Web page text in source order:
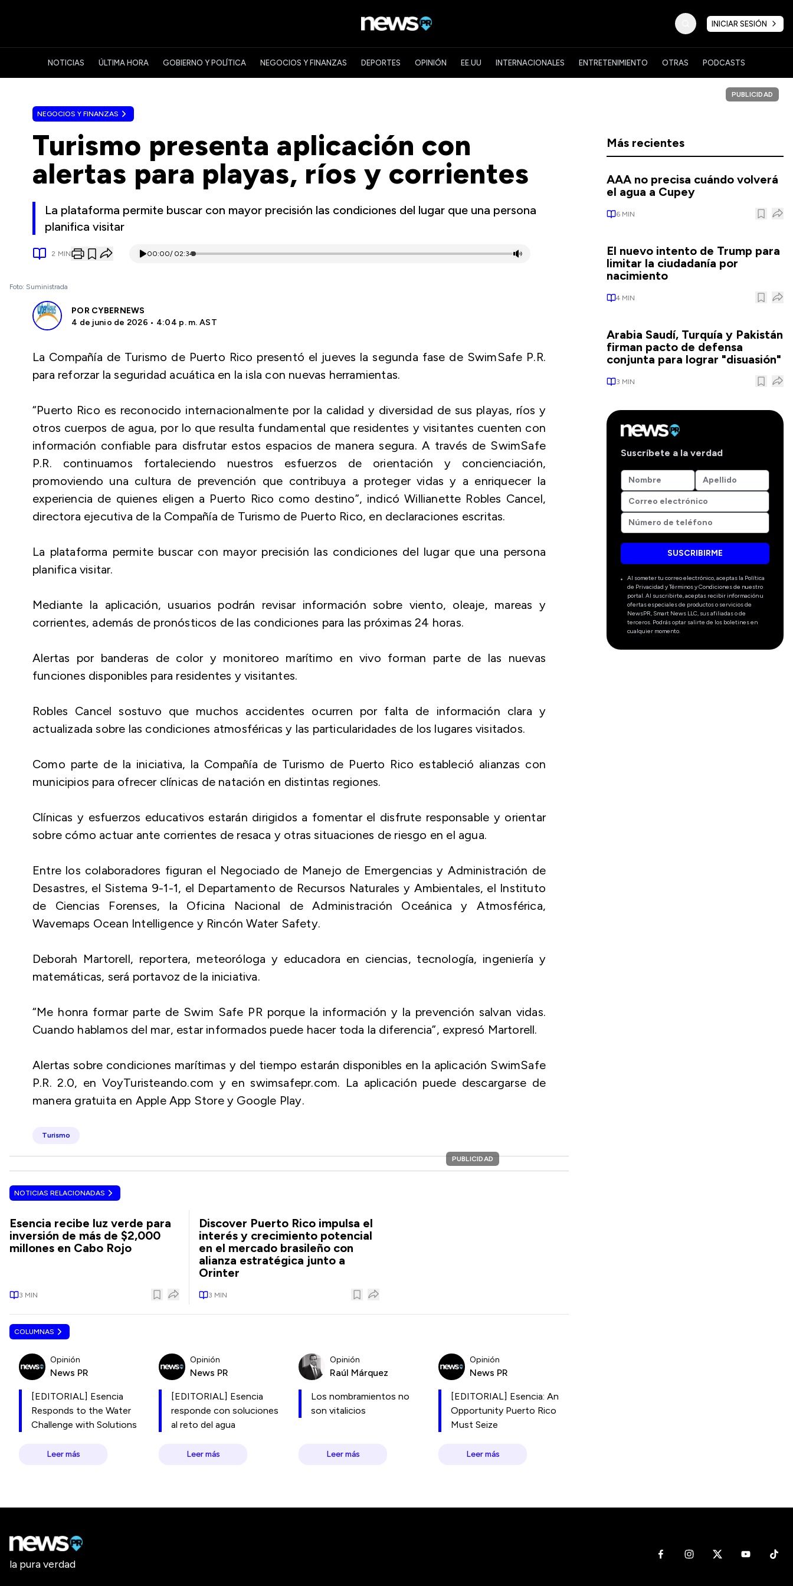
INICIAR SESIÓN
NOTICIAS ÚLTIMA HORA GOBIERNO Y POLÍTICA NEGOCIOS Y FINANZAS DEPORTES OPINIÓN EE.UU INTERNACIONALES ENTRETENIMIENTO OTRAS PODCASTS
NEGOCIOS Y FINANZAS
Turismo presenta aplicación con
alertas para playas, ríos y corrientes
La plataforma permite buscar con mayor precisión las condiciones del lugar que una persona
planifica visitar
2 MIN 00:00/ 02:34
Foto: Suministrada
POR CYBERNEWS
4 de junio de 2026 • 4:04 p. m. AST
La Compañía de Turismo de Puerto Rico presentó el jueves la segunda fase de SwimSafe P.R.
para reforzar la seguridad acuática en la isla con nuevas herramientas.
“Puerto Rico es reconocido internacionalmente por la calidad y diversidad de sus playas, ríos y
otros cuerpos de agua, por lo que resulta fundamental que residentes y visitantes cuenten con
información confiable para disfrutar estos espacios de manera segura. A través de SwimSafe
P.R. continuamos fortaleciendo nuestros esfuerzos de orientación y concienciación,
promoviendo una cultura de prevención que contribuya a proteger vidas y a enriquecer la
experiencia de quienes eligen a Puerto Rico como destino”, indicó Willianette Robles Cancel,
directora ejecutiva de la Compañía de Turismo de Puerto Rico, en declaraciones escritas.
La plataforma permite buscar con mayor precisión las condiciones del lugar que una persona
planifica visitar.
Mediante la aplicación, usuarios podrán revisar información sobre viento, oleaje, mareas y
corrientes, además de pronósticos de las condiciones para las próximas 24 horas.
Alertas por banderas de color y monitoreo marítimo en vivo forman parte de las nuevas
funciones disponibles para residentes y visitantes.
Robles Cancel sostuvo que muchos accidentes ocurren por falta de información clara y
actualizada sobre las condiciones atmosféricas y las particularidades de los lugares visitados.
Como parte de la iniciativa, la Compañía de Turismo de Puerto Rico estableció alianzas con
municipios para ofrecer clínicas de natación en distintas regiones.
Clínicas y esfuerzos educativos estarán dirigidos a fomentar el disfrute responsable y orientar
sobre cómo actuar ante corrientes de resaca y otras situaciones de riesgo en el agua.
Entre los colaboradores figuran el Negociado de Manejo de Emergencias y Administración de
Desastres, el Sistema 9-1-1, el Departamento de Recursos Naturales y Ambientales, el Instituto
de Ciencias Forenses, la Oficina Nacional de Administración Oceánica y Atmosférica,
Wavemaps Ocean Intelligence y Rincón Water Safety.
Deborah Martorell, reportera, meteoróloga y educadora en ciencias, tecnología, ingeniería y
matemáticas, será portavoz de la iniciativa.
“Me honra formar parte de Swim Safe PR porque la información y la prevención salvan vidas.
Cuando hablamos del mar, estar informados puede hacer toda la diferencia”, expresó Martorell.
Alertas sobre condiciones marítimas y del tiempo estarán disponibles en la aplicación SwimSafe
P.R. 2.0, en VoyTuristeando.com y en swimsafepr.com. La aplicación puede descargarse de
manera gratuita en Apple App Store y Google Play.
Turismo
PUBLICIDAD
NOTICIAS RELACIONADAS
Esencia recibe luz verde para
inversión de más de $2,000
millones en Cabo Rojo
3 MIN
Discover Puerto Rico impulsa el
interés y crecimiento potencial
en el mercado brasileño con
alianza estratégica junto a
Orinter
3 MIN
COLUMNAS
Opinión
News PR
[EDITORIAL] Esencia
Responds to the Water
Challenge with Solutions
Leer más
Opinión
News PR
[EDITORIAL] Esencia
responde con soluciones
al reto del agua
Leer más
Opinión
Raúl Márquez
Los nombramientos no
son vitalicios
Leer más
Opinión
News PR
[EDITORIAL] Esencia: An
Opportunity Puerto Rico
Must Seize
Leer más
PUBLICIDAD
Más recientes
AAA no precisa cuándo volverá
el agua a Cupey
6 MIN
El nuevo intento de Trump para
limitar la ciudadanía por
nacimiento
4 MIN
Arabia Saudí, Turquía y Pakistán
firman pacto de defensa
conjunta para lograr "disuasión"
3 MIN
Suscríbete a la verdad
SUSCRIBIRME
Al someter tu correo electrónico, aceptas la Política
de Privacidad y Términos y Condiciones de nuestro
portal. Al suscribirte, aceptas recibir información u
ofertas especiales de productos o servicios de
NewsPR, Smart News LLC, sus afiliadas o de
terceros. Podrás optar salirte de los boletines en
cualquier momento.
la pura verdad